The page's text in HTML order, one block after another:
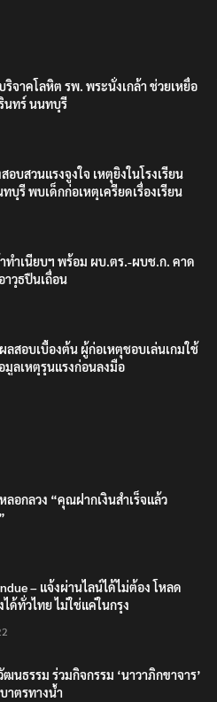
ริจาคโลหิต รพ. พระนั่งเกล้า ช่วยเหยื่อ
นทร์ นนทบุรี
อบสวนแรงจูงใจ เหตุยิงในโรงเรียน
บุรี พบเด็กก่อเหตุเครียดเรื่องเรียน
ทำเนียบฯ พร้อม ผบ.ตร.-ผบช.ก. คาด
าวุธปืนเถื่อน
ลสอบเบื้องต้น ผู้ก่อเหตุชอบเล่นเกมใช้
ลเหตุรุนแรงก่อนลงมือ
ลอกลวง “คุณฝากเงินสำเร็จแล้ว
– แจ้งผ่านไลน์ได้ไม่ต้อง โหลด
ด้ทั่วไทย ไม่ใช่แค่ในกรุง
นธรรม ร่วมกิจกรรม ‘นาวาภิกขาจาร’
าตรทางน้ำ